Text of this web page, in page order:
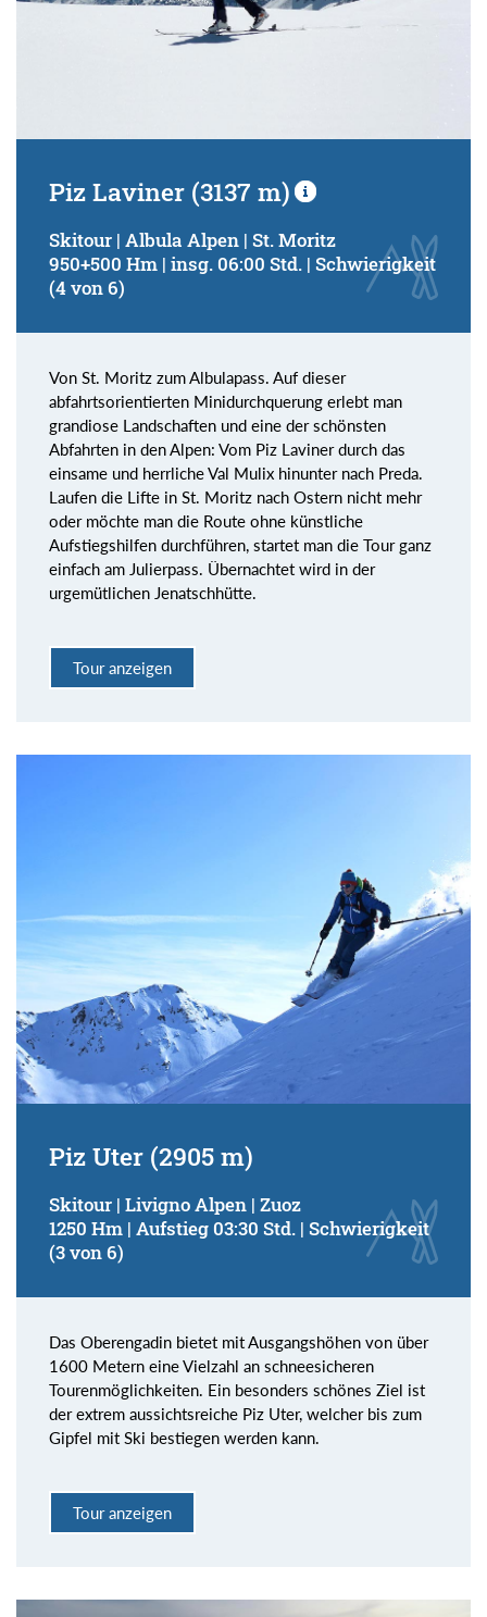
Piz Laviner (3137 m)
Skitour | Albula Alpen | St. Moritz
950+500 Hm | insg. 06:00 Std. | Schwierigkeit
(4 von 6)
Von St. Moritz zum Albulapass. Auf dieser
abfahrtsorientierten Minidurchquerung erlebt man
grandiose Landschaften und eine der schönsten
Abfahrten in den Alpen: Vom Piz Laviner durch das
einsame und herrliche Val Mulix hinunter nach Preda.
Laufen die Lifte in St. Moritz nach Ostern nicht mehr
oder möchte man die Route ohne künstliche
Aufstiegshilfen durchführen, startet man die Tour ganz
einfach am Julierpass. Übernachtet wird in der
urgemütlichen Jenatschhütte.
Tour anzeigen
Piz Uter (2905 m)
Skitour | Livigno Alpen | Zuoz
1250 Hm | Aufstieg 03:30 Std. | Schwierigkeit
(3 von 6)
Das Oberengadin bietet mit Ausgangshöhen von über
1600 Metern eine Vielzahl an schneesicheren
Tourenmöglichkeiten. Ein besonders schönes Ziel ist
der extrem aussichtsreiche Piz Uter, welcher bis zum
Gipfel mit Ski bestiegen werden kann.
Tour anzeigen